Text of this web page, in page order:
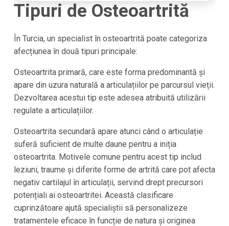
Tipuri de Osteoartrită
În Turcia, un specialist în osteoartrită poate categoriza
afecțiunea în două tipuri principale:
Osteoartrita primară, care este forma predominantă și
apare din uzura naturală a articulațiilor pe parcursul vieții.
Dezvoltarea acestui tip este adesea atribuită utilizării
regulate a articulațiilor.
Osteoartrita secundară apare atunci când o articulație
suferă suficient de multe daune pentru a iniția
osteoartrita. Motivele comune pentru acest tip includ
leziuni, traume și diferite forme de artrită care pot afecta
negativ cartilajul în articulații, servind drept precursori
potențiali ai osteoartritei. Această clasificare
cuprinzătoare ajută specialiștii să personalizeze
tratamentele eficace în funcție de natura și originea